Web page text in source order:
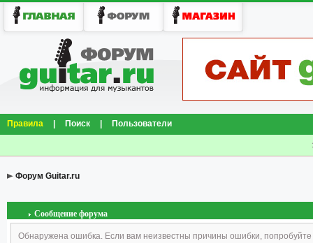
Правила Поиск Пользователи
Форум Guitar.ru
Сообщение форума
Обнаружена ошибка. Если вам неизвестны причины ошибки, попробуйте